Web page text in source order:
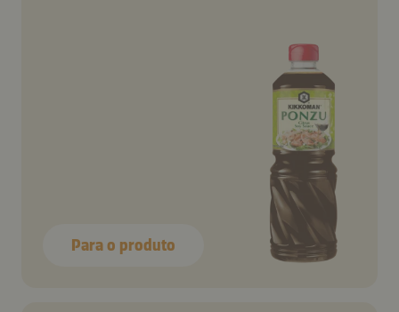
Para o produto